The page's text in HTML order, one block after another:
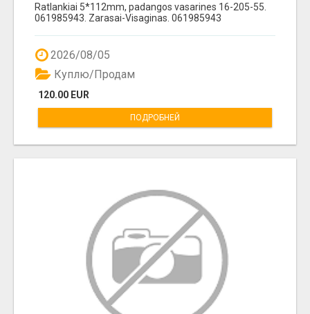
Ratlankiai 5*112mm, padangos vasarines 16-205-55.
061985943. Zarasai-Visaginas. 061985943
2026/08/05
120.00 EUR
Куплю/Продам
ПОДРОБНЕЙ